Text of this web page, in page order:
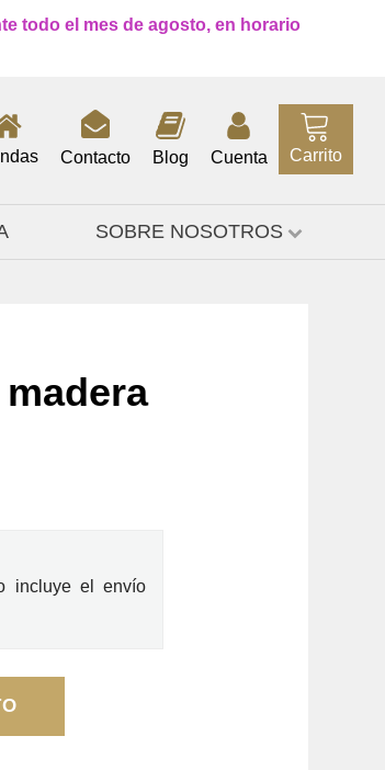
todo el mes de agosto, en horario
Contacto Blog Cuenta Carrito
SOBRE NOSOTROS
incluye el envío